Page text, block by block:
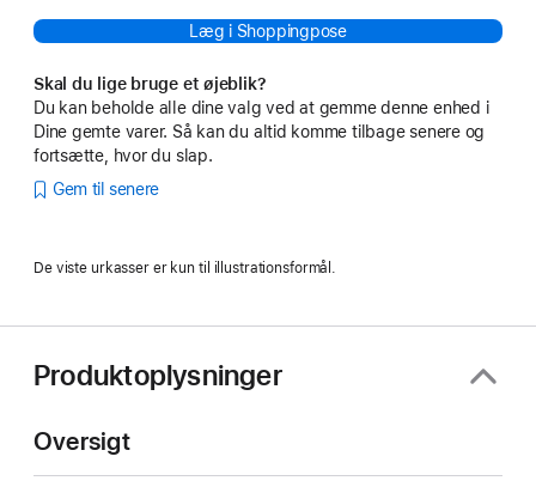
Læg i Shoppingpose
Skal du lige bruge et øjeblik?
Du kan beholde alle dine valg ved at gemme denne enhed i
Dine gemte varer. Så kan du altid komme tilbage senere og
fortsætte, hvor du slap.
Gem til senere
De viste urkasser er kun til illustrationsformål.
Produktoplysninger
Oversigt